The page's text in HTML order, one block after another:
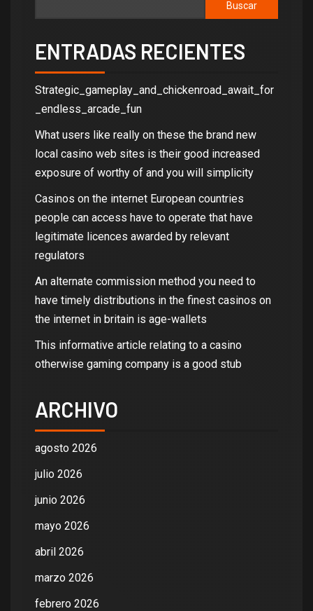
Buscar
ENTRADAS RECIENTES
Strategic_gameplay_and_chickenroad_await_for
_endless_arcade_fun
What users like really on these the brand new
local casino web sites is their good increased
exposure of worthy of and you will simplicity
Casinos on the internet European countries
people can access have to operate that have
legitimate licences awarded by relevant
regulators
An alternate commission method you need to
have timely distributions in the finest casinos on
the internet in britain is age-wallets
This informative article relating to a casino
otherwise gaming company is a good stub
ARCHIVO
agosto 2026
julio 2026
junio 2026
mayo 2026
abril 2026
marzo 2026
febrero 2026